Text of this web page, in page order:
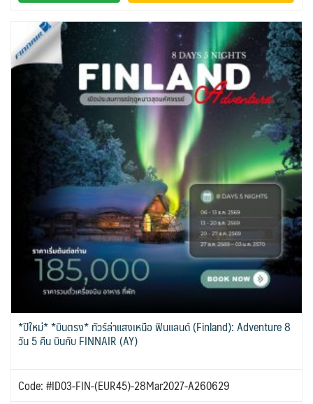
*ปีใหม่* *บินตรง* ทัวร์ล่าแสงเหนือ ฟินแลนด์ (Finland): Adventure 8
วัน 5 คืน บินกับ FINNAIR (AY)
Code: #ID03-FIN-(EUR45)-28Mar2027-A260629